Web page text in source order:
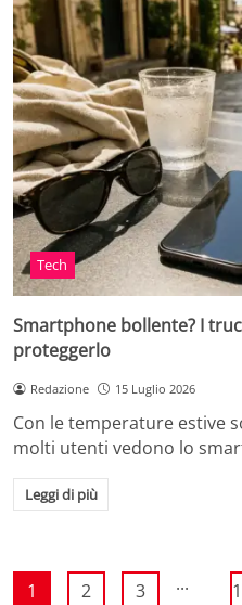
Tech
Smartphone bollente? I
proteggerlo
Redazione 15 Luglio 2026
Con le temperature estive
molti utenti vedono lo
Leggi di più
1 2 3 ...